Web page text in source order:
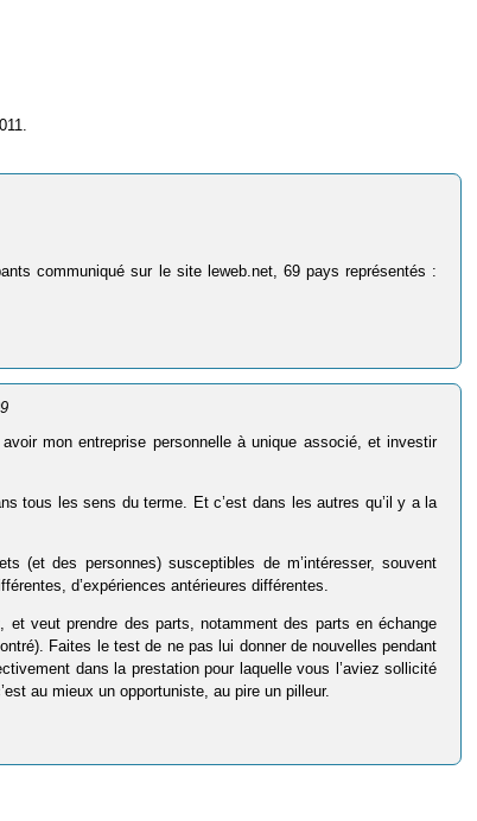
communiqué sur le site leweb.net, 69 pays représentés :
mon entreprise personnelle à unique associé, et investir
tous les sens du terme. Et c’est dans les autres qu’il y a la
(et des personnes) susceptibles de m’intéresser, souvent
d’expériences antérieures différentes.
et veut prendre des parts, notamment des parts en échange
Faites le test de ne pas lui donner de nouvelles pendant
dans la prestation pour laquelle vous l’aviez sollicité
au mieux un opportuniste, au pire un pilleur.